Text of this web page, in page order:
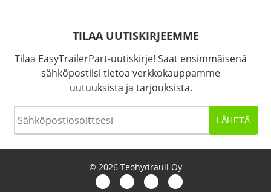
TILAA UUTISKIRJEEMME
Tilaa EasyTrailerPart-uutiskirje! Saat ensimmäisenä
sähköpostiisi tietoa verkkokauppamme
uutuuksista ja tarjouksista.
© 2026 Teohydrauli Oy